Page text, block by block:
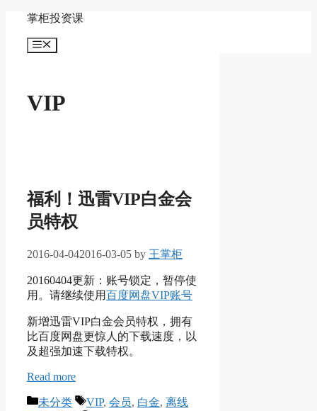
content
掌柜投资课
Menu
VIP
福利！迅雷VIP白金会
员特权
2016-04-042016-03-05 by 王掌柜
20160404更新：账号锁定，暂停使
用。请继续使用百度网盘VIP账号
新增迅雷VIP白金会员特权，拥有
比百度网盘更惊人的下载速度，以
及超强加速下载特权。
Read more
Categories
未分类 Tags
VIP, 会员, 白金, 离线